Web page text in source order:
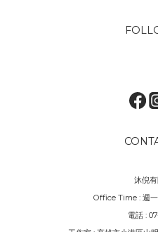
沐倪
Office Time : 週一
電話 :